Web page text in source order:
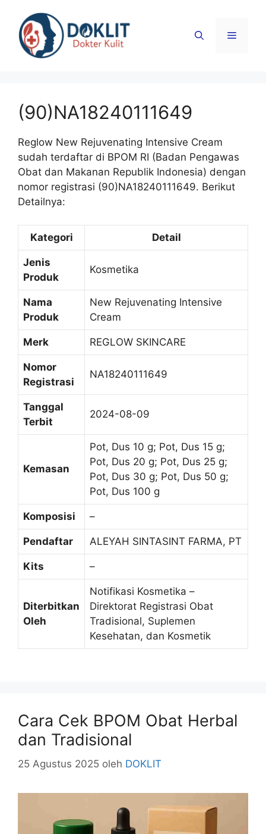
Menu
(90)NA18240111649
Reglow New Rejuvenating Intensive Cream
sudah terdaftar di BPOM RI (Badan Pengawas
Obat dan Makanan Republik Indonesia) dengan
nomor registrasi (90)NA18240111649. Berikut
Detailnya:
Kategori Detail
Jenis
Produk
Kosmetika
Nama
Produk
New Rejuvenating Intensive
Cream
Merk REGLOW SKINCARE
Nomor
Registrasi
NA18240111649
Tanggal
Terbit
2024-08-09
Kemasan
Pot, Dus 10 g; Pot, Dus 15 g;
Pot, Dus 20 g; Pot, Dus 25 g;
Pot, Dus 30 g; Pot, Dus 50 g;
Pot, Dus 100 g
Komposisi –
Pendaftar ALEYAH SINTASINT FARMA, PT
Kits –
Diterbitkan
Oleh
Notifikasi Kosmetika –
Direktorat Registrasi Obat
Tradisional, Suplemen
Kesehatan, dan Kosmetik
Cara Cek BPOM Obat Herbal
dan Tradisional
25 Agustus 2025 oleh DOKLIT